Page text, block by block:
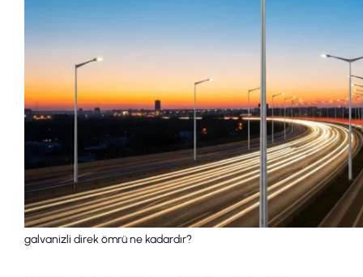
galvanizli direk ömrü ne kadardır?